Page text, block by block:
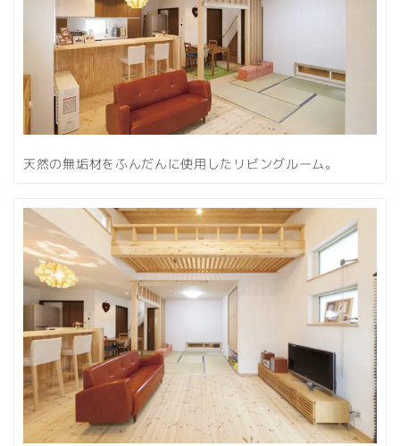
天然の無垢材をふんだんに使用したリビングルーム。